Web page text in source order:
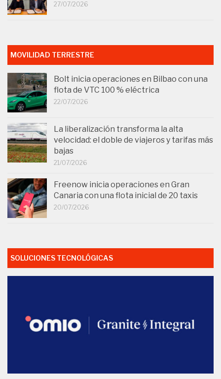
27/07/2026
MOVILIDAD TERRESTRE
Bolt inicia operaciones en Bilbao con una
flota de VTC 100 % eléctrica
22/07/2026
La liberalización transforma la alta
velocidad: el doble de viajeros y tarifas más
bajas
21/07/2026
Freenow inicia operaciones en Gran
Canaria con una flota inicial de 20 taxis
20/07/2026
SOLUCIONES TECNOLÓGICAS